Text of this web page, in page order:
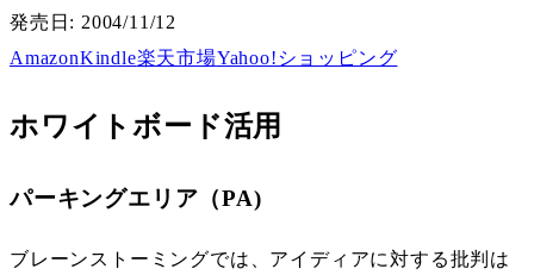
発売日: 2004/11/12
AmazonKindle楽天市場Yahoo!ショッピング
ホワイトボード活用
パーキングエリア（PA)
ブレーンストーミングでは、アイディアに対する批判は